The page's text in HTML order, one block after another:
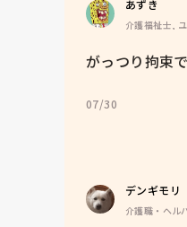
あずき
介護福祉士,
がっつり拘束で
07/30
デンギモリ
介護職・ヘル